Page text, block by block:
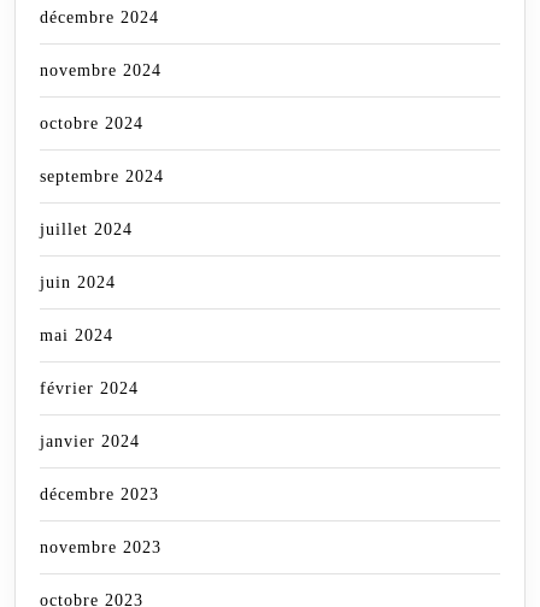
décembre 2024
novembre 2024
octobre 2024
septembre 2024
juillet 2024
juin 2024
mai 2024
février 2024
janvier 2024
décembre 2023
novembre 2023
octobre 2023